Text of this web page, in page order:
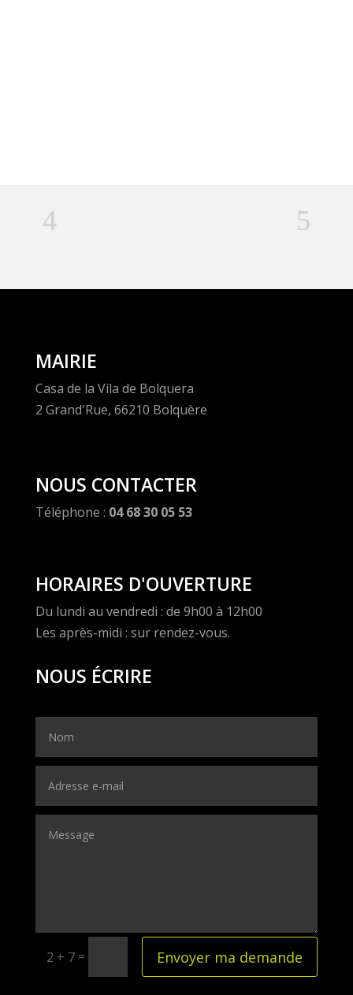
MAIRIE
Casa de la Vila de Bolquera
2 Grand'Rue, 66210 Bolquère
NOUS CONTACTER
Téléphone : 04 68 30 05 53
HORAIRES D'OUVERTURE
Du lundi au vendredi : de 9h00 à 12h00
Les après-midi : sur rendez-vous.
NOUS ÉCRIRE
2 + 7 = Envoyer ma demande